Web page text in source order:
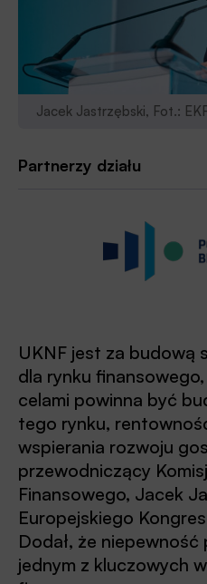
Jacek Jastrzębski, Fot.:
Partnerzy działu
UKNF jest za budową
dla rynku
celami powinna być
tego rynku,
wspierania rozwoju
przewodniczący
Finansowego, Jacek
Europejskiego
Dodał, że
jednym z kluczowych